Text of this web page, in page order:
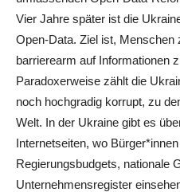
Vier Jahre später ist die
Open-Data. Ziel ist,
barrierearm auf Informationen
Paradoxerweise zählt die
noch hochgradig korrupt, zu
Welt. In der Ukraine gibt es
Internetseiten, wo
Regierungsbudgets, nationale
Unternehmensregister